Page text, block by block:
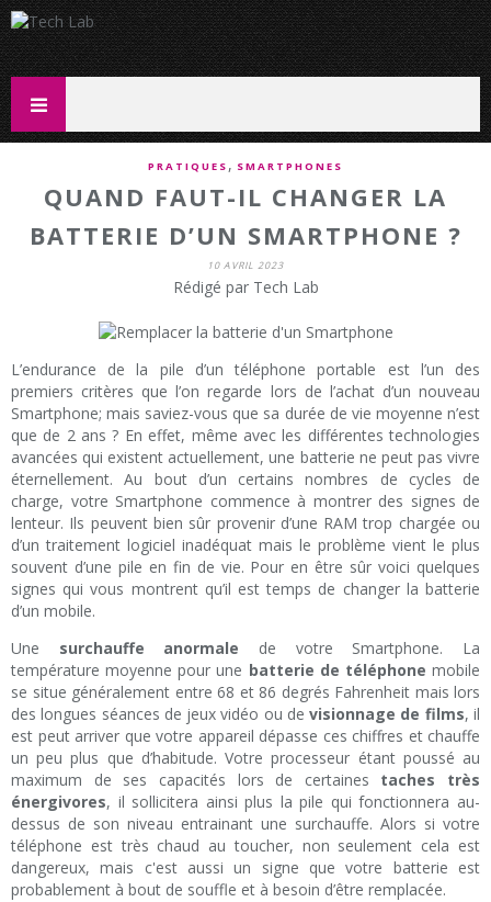
PRATIQUES , SMARTPHONES
QUAND FAUT-IL CHANGER LA
BATTERIE D’UN SMARTPHONE ?
10 AVRIL 2023
Rédigé par Tech Lab
L’endurance de la pile d’un téléphone portable est l’un des
premiers critères que l’on regarde lors de l’achat d’un nouveau
Smartphone; mais saviez-vous que sa durée de vie moyenne n’est
que de 2 ans ? En effet, même avec les différentes technologies
avancées qui existent actuellement, une batterie ne peut pas vivre
éternellement. Au bout d’un certains nombres de cycles de
charge, votre Smartphone commence à montrer des signes de
lenteur. Ils peuvent bien sûr provenir d’une RAM trop chargée ou
d’un traitement logiciel inadéquat mais le problème vient le plus
souvent d’une pile en fin de vie. Pour en être sûr voici quelques
signes qui vous montrent qu’il est temps de changer la batterie
d’un mobile.
Une surchauffe anormale de votre Smartphone. La
température moyenne pour une batterie de téléphone mobile
se situe généralement entre 68 et 86 degrés Fahrenheit mais lors
des longues séances de jeux vidéo ou devisionnage de films, il
est peut arriver que votre appareil dépasse ces chiffres et chauffe
un peu plus que d’habitude. Votre processeur étant poussé au
maximum de ses capacités lors de certaines taches très
énergivores, il sollicitera ainsi plus la pile qui fonctionnera au-
dessus de son niveau entrainant une surchauffe. Alors si votre
téléphone est très chaud au toucher, non seulement cela est
dangereux, mais c'est aussi un signe que votre batterie est
probablement à bout de souffle et à besoin d’être remplacée.